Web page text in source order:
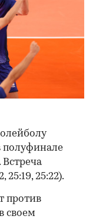
полуфинале
25:19, 25:22).
против
своем